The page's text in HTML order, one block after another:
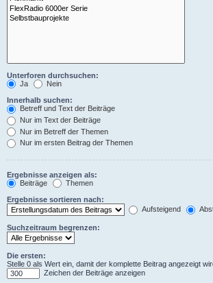
Unterforen durchsuchen:
Ja
Nein
Innerhalb suchen:
Betreff und Text der Beiträge
Nur im Text der Beiträge
Nur im Betreff der Themen
Nur im ersten Beitrag der Themen
Ergebnisse anzeigen als:
Beiträge
Themen
Ergebnisse sortieren nach:
Aufsteigend
Suchzeitraum begrenzen:
Die ersten:
Stelle 0 als Wert ein, damit der komplette Beitrag angezeigt
Zeichen der Beiträge anzeigen